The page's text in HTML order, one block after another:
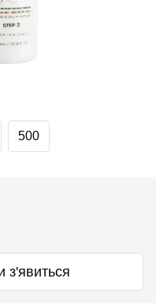
500
з'явиться